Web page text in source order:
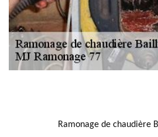
Ramonage de chaudière